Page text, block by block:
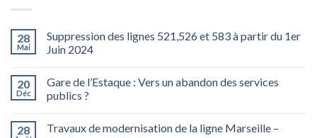
28
Mai
Suppression des lignes 521,526 et 583 à partir du 1er
Juin 2024
20
Déc
Gare de l’Estaque : Vers un abandon des services
publics ?
28
Travaux de modernisation de la ligne Marseille –